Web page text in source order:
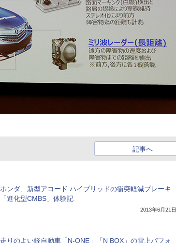
記事へ
ホンダ、新型アコード ハイブリッドの衝突軽減ブレーキ
「進化型CMBS」体験記
2013年6月21日
走りのよい軽自動車「N-ONE」「N BOX」の雪上パフォ